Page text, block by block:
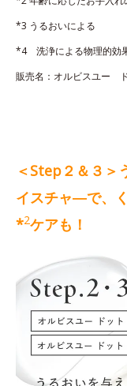
*3 うるおいによる
*4 洗浄による物理的効
販売名：オルビスユー
＜Step２＆３＞
イスチャ―で、
*2ケアも！